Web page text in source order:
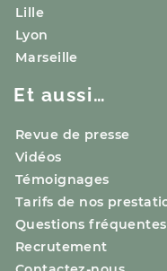
Lille
Lyon
Marseille
Et aussi…
Revue de presse
Vidéos
Témoignages
Tarifs de nos
Questions fréquentes
Recrutement